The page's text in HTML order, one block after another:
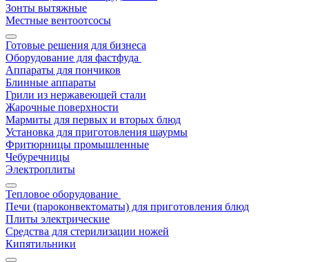
Зонты вытяжные
Местные вентоотсосы
Готовые решения для бизнеса
Оборудование для фастфуда
Аппараты для пончиков
Блинные аппараты
Грили из нержавеющей стали
Жарочные поверхности
Мармиты для первых и вторых блюд
Установка для приготовления шаурмы
Фритюрницы промышленные
Чебуречницы
Электроплиты
Тепловое оборудование
Печи (пароконвектоматы) для приготовления блюд
Плиты электрические
Средства для стерилизации ножей
Кипятильники